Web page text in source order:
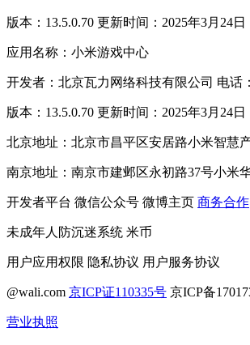
版本：13.5.0.70 更新时间：2025年3月24日
应用名称：小米游戏中心
开发者：北京瓦力网络科技有限公司 电话
版本：13.5.0.70 更新时间：2025年3月24日
北京地址：北京市昌平区安居路小米智慧
南京地址：南京市建邺区永初路37号小米
开发者平台 微信公众号 微博主页 商务合作
未成年人防沉迷系统 米币
用户应用权限 隐私协议 用户服务协议
@wali.com 京ICP证110335号 京ICP备
营业执照